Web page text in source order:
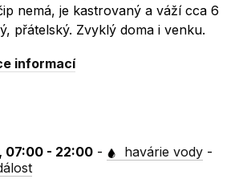
nemá, je kastrovaný a váží cca 6
přátelský. Zvyklý doma i venku.
informací
07:00 - 22:00 - havárie vody -